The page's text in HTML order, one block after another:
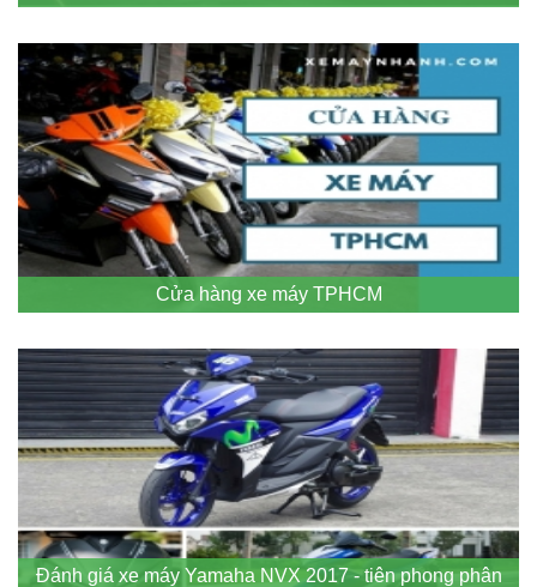
Cửa hàng xe máy TPHCM
Đánh giá xe máy Yamaha NVX 2017 - tiên phong phân